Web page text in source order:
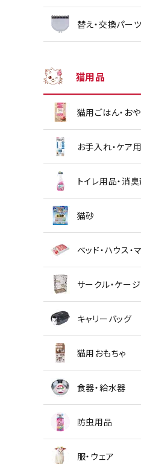
替え・交換パーツ
猫用品
猫用ごはん・お
お手入れ・ケア
トイレ用品・消
猫砂
ベッド・ハウス・
サークル・ケージ
キャリーバッグ
猫用おもちゃ
食器・給水器
防虫用品
服・ウェア